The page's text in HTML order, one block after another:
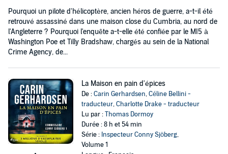
Pourquoi un pilote d'hélicoptère, ancien héros de guerre, a-t-il été
retrouvé assassiné dans une maison close du Cumbria, au nord de
l'Angleterre ? Pourquoi l'enquête a-t-elle été confiée par le MI5 à
Washington Poe et Tilly Bradshaw, chargés au sein de la National
Crime Agency, de...
La Maison en pain d'épices
De :Carin Gerhardsen,Céline Bellini -
traducteur,Charlotte Drake - traducteur
Lu par :Thomas Dormoy
Durée : 8 h et 54 min
Série : Inspecteur Conny Sjöberg,
Volume 1